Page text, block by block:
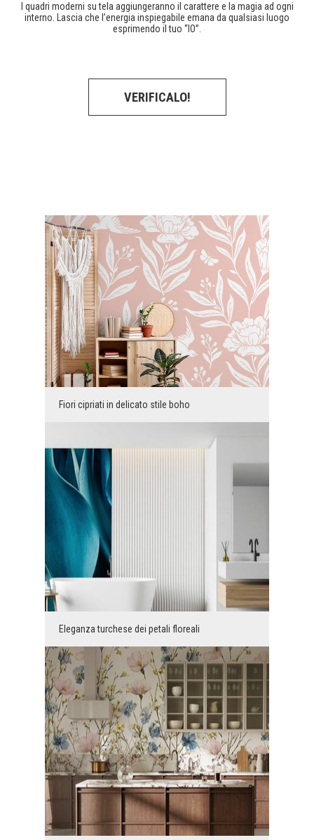
I quadri moderni su tela aggiungeranno il carattere e la magia ad ogni
interno. Lascia che l’energia inspiegabile emana da qualsiasi luogo
esprimendo il tuo “IO”.
VERIFICALO!
Fiori cipriati in delicato stile boho
Eleganza turchese dei petali floreali